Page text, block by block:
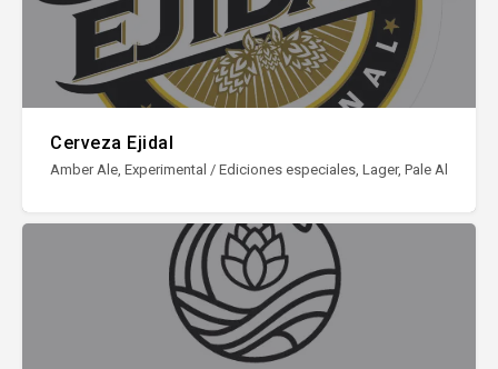
Cerveza Ejidal
Amber Ale, Experimental / Ediciones especiales, Lager, Pale Ale,